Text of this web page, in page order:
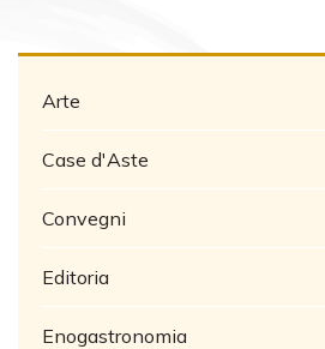
Arte
Case d'Aste
Convegni
Editoria
Enogastronomia